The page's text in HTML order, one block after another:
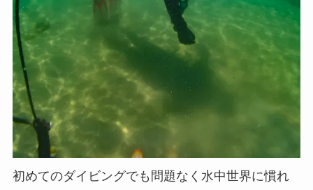
初めてのダイビングでも問題なく水中世界に慣れ